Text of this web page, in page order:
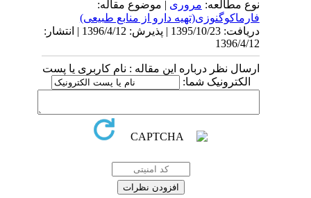
نوع مطالعه:مروری| موضوع مقاله:
فارماکوگنوزی(تهیه دارو از منابع طبیعی)
دریافت: 1395/10/23 | پذیرش: 1396/4/12 | انتشار:
1396/4/12
ارسال نظر درباره این مقاله : نام کاربری یا پست
الکترونیک شما: